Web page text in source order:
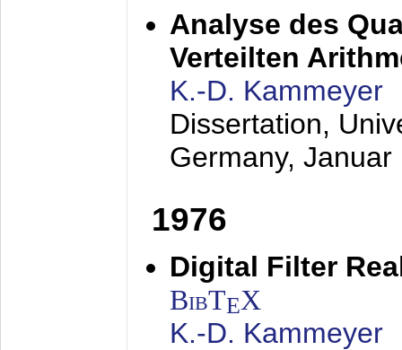
Analyse des
Verteilten
K.-D. Kammeyer
Dissertation,
Germany, Januar
1976
Digital Filter
BibTEX
K.-D. Kammeyer